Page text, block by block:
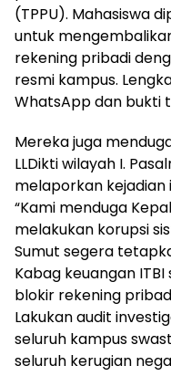
(TPPU). Mahasiswa
untuk
rekening pribadi
resmi kampus.
WhatsApp dan bukti
Mereka juga
LLDikti wilayah I.
melaporkan kejadian
“Kami menduga
melakukan korupsi
Sumut segera
Kabag keuangan
blokir rekening
Lakukan audit
seluruh kampus
seluruh kerugian